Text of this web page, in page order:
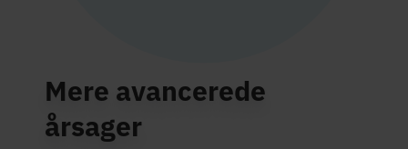
Mere avancerede
årsager